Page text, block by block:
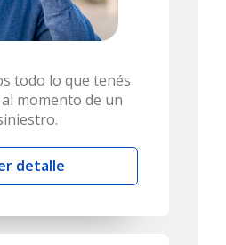
todo lo que tenés
momento de un
detalle